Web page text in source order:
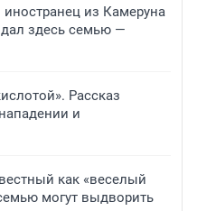
из Камеруна
здесь семью —
Рассказ
и
как «веселый
могут выдворить